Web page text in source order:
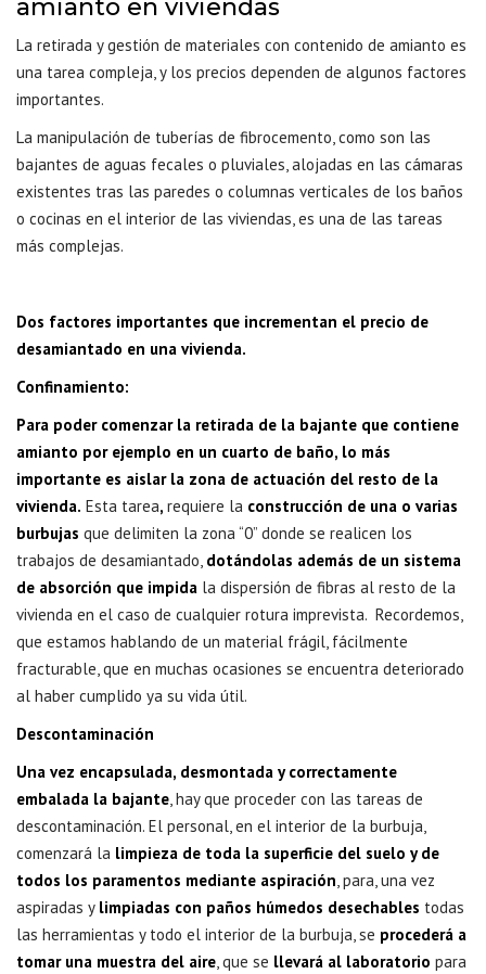
amianto en viviendas
La retirada y gestión de materiales con contenido de amianto es
una tarea compleja, y los precios dependen de algunos factores
importantes.
La manipulación de tuberías de fibrocemento, como son las
bajantes de aguas fecales o pluviales, alojadas en las cámaras
existentes tras las paredes o columnas verticales de los baños
o cocinas en el interior de las viviendas, es una de las tareas
más complejas.
Dos factores importantes que incrementan el precio de
desamiantado en una vivienda.
Confinamiento:
Para poder comenzar la retirada de la bajante que contiene
amianto por ejemplo en un cuarto de baño, lo más
importante es aislar la zona de actuación del resto de la
vivienda. Esta tarea, requiere la construcción de una o varias
burbujas que delimiten la zona “0” donde se realicen los
trabajos de desamiantado, dotándolas además de un sistema
de absorción que impida la dispersión de fibras al resto de la
vivienda en el caso de cualquier rotura imprevista. Recordemos,
que estamos hablando de un material frágil, fácilmente
fracturable, que en muchas ocasiones se encuentra deteriorado
al haber cumplido ya su vida útil.
Descontaminación
Una vez encapsulada, desmontada y correctamente
embalada la bajante, hay que proceder con las tareas de
descontaminación. El personal, en el interior de la burbuja,
comenzará la limpieza de toda la superficie del suelo y de
todos los paramentos mediante aspiración, para, una vez
aspiradas y limpiadas con paños húmedos desechables todas
las herramientas y todo el interior de la burbuja, se procederá a
tomar una muestra del aire, que se llevará al laboratorio para